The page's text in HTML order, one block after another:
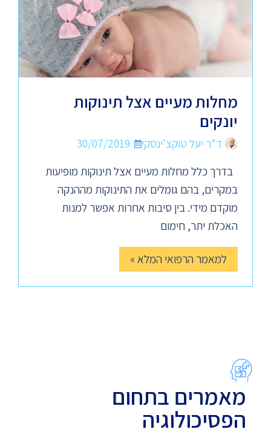
מחלות מעיים אצל תינוקות
יונקים
ד"ר יעל טוקצ'ינסקי
30/07/2019
בדרך כלל מחלות מעיים אצל תינוקות מופיעות
במקרים, בהם גומלים את התינוקות מההנקה
מוקדם מידי. בין סיבות אחרות אפשר למנות
האכלת יתר, חימום
למאמר הרפואי המלא »
מאמרים בתחום
הפסיכולוגיה